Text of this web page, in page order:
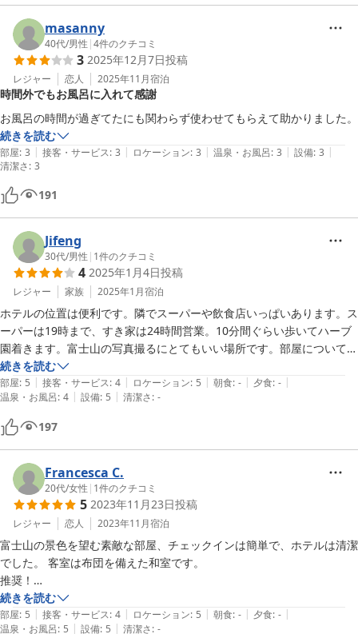
masanny
40代/男性 |4件のクチコミ
3 2025年12月7日投稿
レジャー 恋人 2025年11月宿泊
時間外でもお風呂に入れて感謝
お風呂の時間が過ぎてたにも関わらず使わせてもらえて助かりました。
続きを読む
部屋: 3 | 接客・サービス: 3 | ロケーション: 3 | 温泉・お風呂: 3 | 設備: 3 |
清潔さ: 3
191
Jifeng
30代/男性 | 1件のクチコミ
4 2025年1月4日投稿
レジャー 家族 2025年1月宿泊
ホテルの位置は便利です。隣でスーパーや飲食店いっぱいあります。ス
ーパーは19時まで、すき家は24時間営業。10分間ぐらい歩いてハーブ
園着きます。富士山の写真撮るにとてもいい場所です。部屋について、
特に問題ありません。布団はふわふわで、気持ちいい！少し気になるの
は、座便器の水強すぎて、怖い｡
後、朝7：30までドアは閉めます。チェックアウトはできなさそうで
す。富士山は朝７-9時一番綺麗なので、時間は勿体ないです。そこもし
改善できれば、大変助かると思います。
続きを読む
部屋: 5 | 接客・サービス: 4 | ロケーション: 5 | 朝食: - | 夕食: - |
温泉・お風呂: 4 | 設備: 5 | 清潔さ: -
197
Francesca C.
20代/女性 | 1件のクチコミ
5 2023年11月23日投稿
レジャー 恋人 2023年11月宿泊
富士山の景色を望む素敵な部屋、チェックインは簡単で、ホテルは清潔
でした。 客室は布団を備えた和室です。
推奨！
Lovely room with a view on Mt. Fuji, the check-in was easy and the
続きを読む
部屋: 5 | 接客・サービス: 4 | ロケーション: 5 | 朝食: - | 夕食: - |
温泉・お風呂: 5 | 設備: 5 | 清潔さ: -